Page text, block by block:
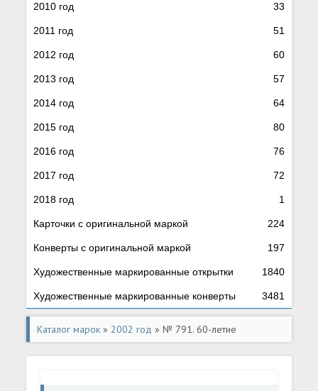
2010 год 33
2011 год 51
2012 год 60
2013 год 57
2014 год 64
2015 год 80
2016 год 76
2017 год 72
2018 год 1
Карточки с оригинальной маркой 224
Конверты с оригинальной маркой 197
Художественные маркированные открытки 1840
Художественные маркированные конверты 3481
Каталог марок »2002 год » № 791. 60-летие
Сталинградской битвы.